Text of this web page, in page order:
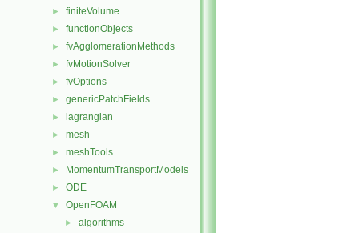
► finiteVolume
► functionObjects
► fvAgglomerationMethods
► fvMotionSolver
► fvOptions
► genericPatchFields
► lagrangian
► mesh
► meshTools
► MomentumTransportModels
► ODE
▼ OpenFOAM
► algorithms